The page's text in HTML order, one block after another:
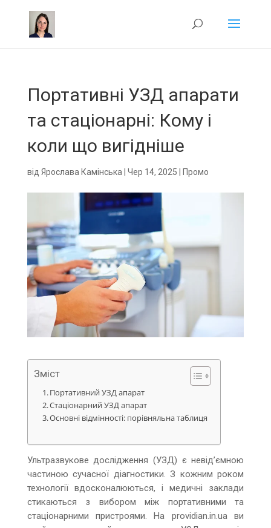
Портативні УЗД апарати
та стаціонарні: Кому і
коли що вигідніше
від Ярослава Камінська Чер 14, 2025 Промо
Зміст
Портативний УЗД апарат
Стаціонарний УЗД апарат
Основні відмінності: порівняльна таблиця
Ультразвукове дослідження (УЗД) є невід’ємною
частиною сучасної діагностики. З кожним роком
технології вдосконалюються, і медичні заклади
стикаються з вибором між портативними та
стаціонарними пристроями. На providian.in.ua ви